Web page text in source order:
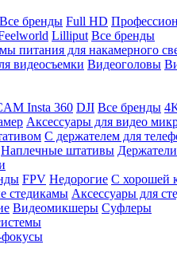
Все бренды Full HD
Lilliput Все бренды
питания для накамерного
видеосъемки Видеоголовы
Insta 360 DJI Все бренды
Аксессуары для видео
C держателем для
Наплечные штативы
FPV Недорогие С хорошей
стедикамы Аксессуары для
Видеомикшеры Суфлеры
фокусы